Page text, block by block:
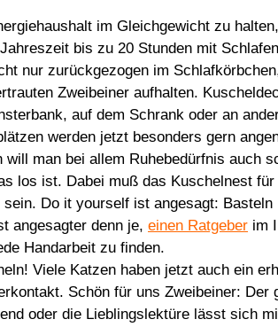
im Gleichgewicht zu
bis zu 20 Stunden mit
nur zurückgezogen im
Zweibeiner aufhalten.
auf dem Schrank oder an
werden jetzt besonders gern
will man bei allem Ruhebedürfnis auch
los ist. Dabei muß das Kuschelnest
sein. Do it yourself ist angesagt: Basteln
angesagter denn je, einen Ratgeber im
Handarbeit zu finden.
Viele Katzen haben jetzt auch ein
Schön für uns Zweibeiner: Der
oder die Lieblingslektüre lässt sich